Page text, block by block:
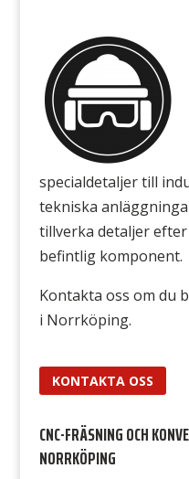
specialdetaljer till
tekniska
tillverka detaljer
befintlig komponent.
Kontakta oss om du
i Norrköping.
KONTAKTA OSS
CNC-FRÄSNING OCH
NORRKÖPING